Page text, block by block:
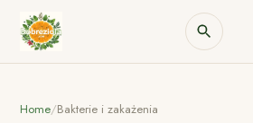
Home/Bakterie i zakażenia